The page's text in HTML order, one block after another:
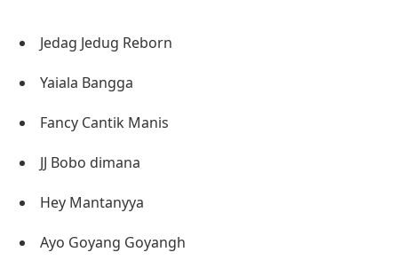
Jedag Jedug Reborn
Yaiala Bangga
Fancy Cantik Manis
JJ Bobo dimana
Hey Mantanyya
Ayo Goyang Goyangh